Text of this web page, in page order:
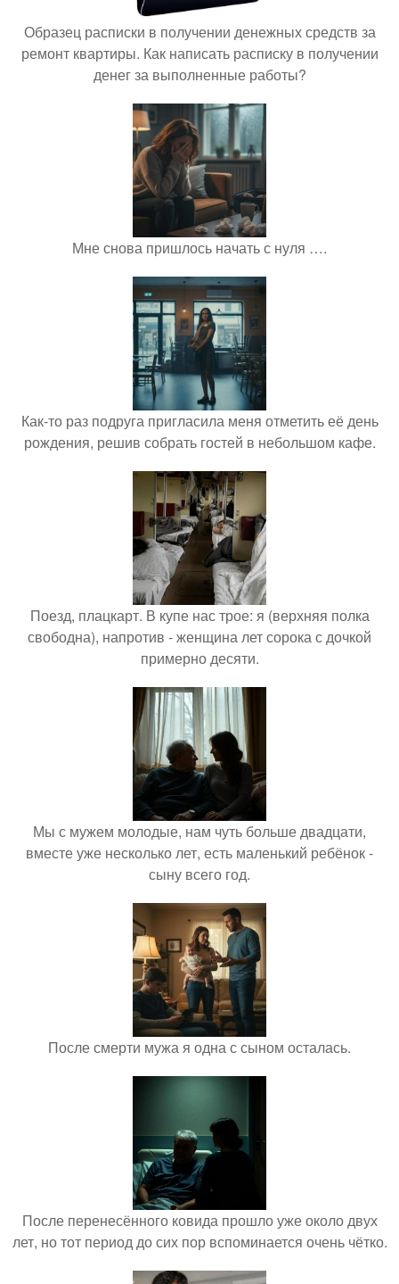
Образец расписки в получении денежных средств за
ремонт квартиры. Как написать расписку в получении
денег за выполненные работы?
Мне снова пришлось начать с нуля ….
Как-то раз подруга пригласила меня отметить её день
рождения, решив собрать гостей в небольшом кафе.
Поезд, плацкарт. В купе нас трое: я (верхняя полка
свободна), напротив - женщина лет сорока с дочкой
примерно десяти.
Мы с мужем молодые, нам чуть больше двадцати,
вместе уже несколько лет, есть маленький ребёнок -
сыну всего год.
После смерти мужа я одна с сыном осталась.
После перенесённого ковида прошло уже около двух
лет, но тот период до сих пор вспоминается очень чётко.